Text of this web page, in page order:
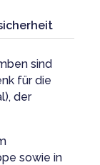
sind
für die
der
sowie in